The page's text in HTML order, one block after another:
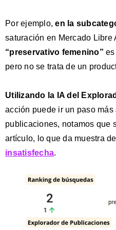
Por ejemplo,en la
saturación en Mercado Libre
“preservativo femenino”
pero no se trata de un
Utilizando la IA del
acción puede ir un paso
publicaciones, notamos que
artículo, lo que da muestra
insatisfecha.